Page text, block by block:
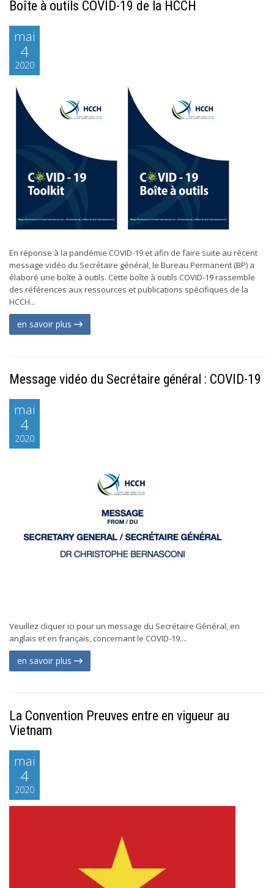
Boîte à outils COVID-19 de la HCCH
mai
4
2020
En réponse à la pandémie COVID-19 et afin de faire suite au récent
message vidéo du Secrétaire général, le Bureau Permanent (BP) a
élaboré une boîte à outils. Cette boîte à outils COVID-19 rassemble
des références aux ressources et publications spécifiques de la
HCCH...
en savoir plus
Message vidéo du Secrétaire général : COVID-19
mai
4
2020
Veuillez cliquer ici pour un message du Secrétaire Général, en
anglais et en français, concernant le COVID-19....
en savoir plus
La Convention Preuves entre en vigueur au
Vietnam
mai
4
2020